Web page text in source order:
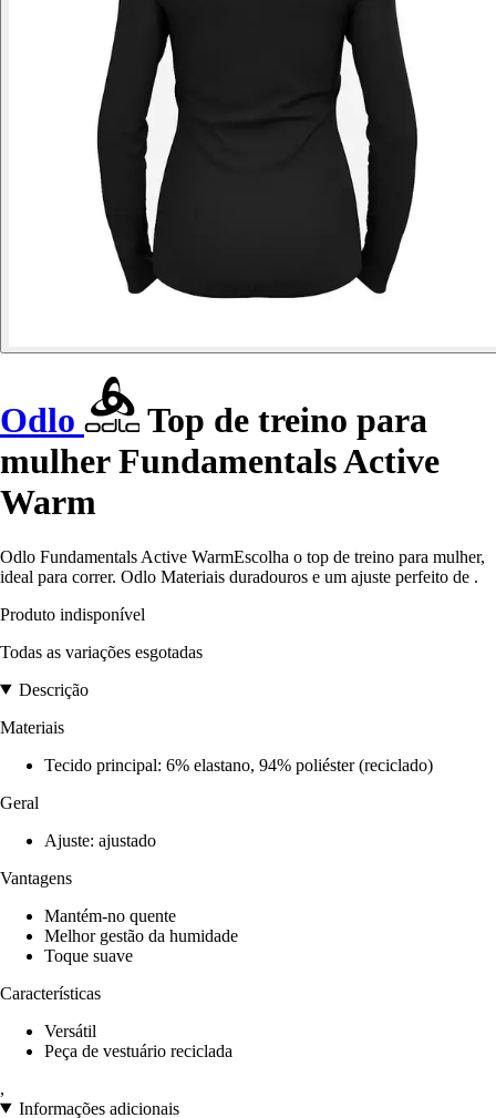
Odlo
Top de treino para
mulher Fundamentals Active
Warm
Odlo Fundamentals Active WarmEscolha o top de treino para mulher,
ideal para correr. Odlo Materiais duradouros e um ajuste perfeito de .
Produto indisponível
Todas as variações esgotadas
Descrição
Materiais
Tecido principal: 6% elastano, 94% poliéster (reciclado)
Geral
Ajuste: ajustado
Vantagens
Mantém-no quente
Melhor gestão da humidade
Toque suave
Características
Versátil
Peça de vestuário reciclada
,
Informações adicionais